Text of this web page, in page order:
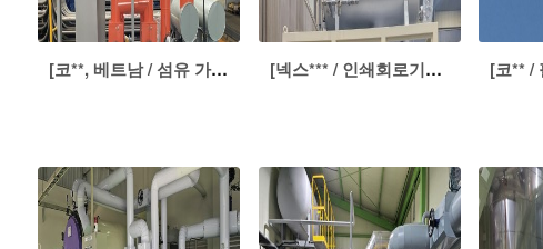
[코**, 베트남 / 섬유 가공] 전기열매히터 [넥스*** / 인쇄회로기판(PCB)] 전기열매히터